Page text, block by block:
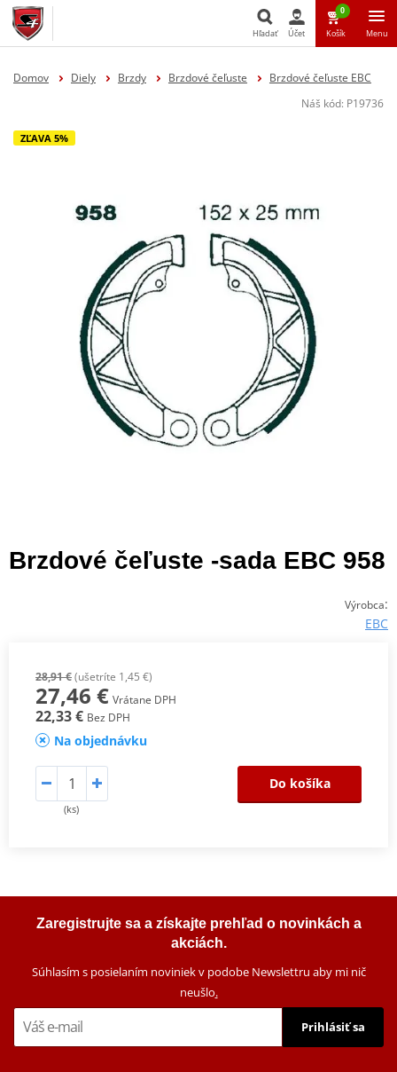
Hľadať
Hľadať Účet
0
Košík Menu
Domov Diely Brzdy Brzdové čeľuste
Brzdové čeľuste EBC
Náš kód: P19736
ZĽAVA 5%
Brzdové čeľuste -sada EBC 958
Výrobca:
EBC
28,91 €(ušetríte 1,45 €)
27,46 € Vrátane DPH
22,33 € Bez DPH
Na objednávku
(ks)
Do košíka
Zaregistrujte sa a získajte prehľad o novinkách a
akciách.
Súhlasím s posielaním noviniek v podobe Newslettru aby mi nič
neušlo.
Prihlásiť sa